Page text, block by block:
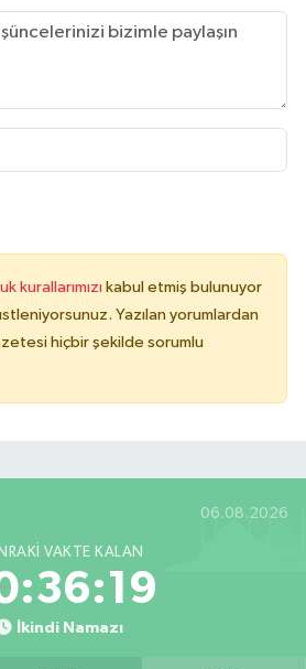
kurallarımızı kabul etmiş bulunuyor
Yazılan yorumlardan
hiçbir şekilde sorumlu
06.08.2026
VAKTE KALAN
İkindi Namazı